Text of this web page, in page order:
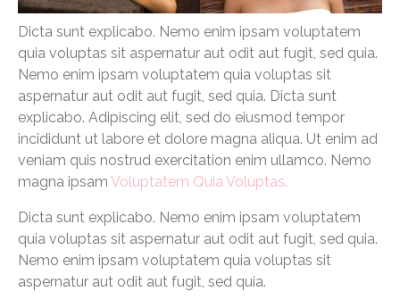
Dicta sunt explicabo. Nemo enim ipsam voluptatem
quia voluptas sit aspernatur aut odit aut fugit, sed quia.
Nemo enim ipsam voluptatem quia voluptas sit
aspernatur aut odit aut fugit, sed quia. Dicta sunt
explicabo. Adipiscing elit, sed do eiusmod tempor
incididunt ut labore et dolore magna aliqua. Ut enim ad
veniam quis nostrud exercitation enim ullamco. Nemo
magna ipsam Voluptatem Quia Voluptas.
Dicta sunt explicabo. Nemo enim ipsam voluptatem
quia voluptas sit aspernatur aut odit aut fugit, sed quia.
Nemo enim ipsam voluptatem quia voluptas sit
aspernatur aut odit aut fugit, sed quia.